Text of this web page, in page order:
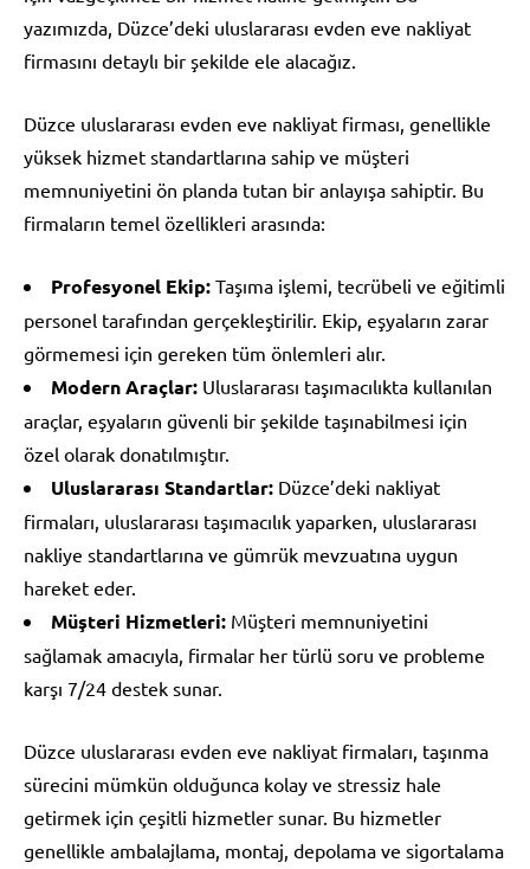
yazımızda, Düzce’deki uluslararası evden eve nakliyat
firmasını detaylı bir şekilde ele alacağız.
Düzce uluslararası evden eve nakliyat firması, genellikle
yüksek hizmet standartlarına sahip ve müşteri
memnuniyetini ön planda tutan bir anlayışa sahiptir. Bu
firmaların temel özellikleri arasında:
Profesyonel Ekip: Taşıma işlemi, tecrübeli ve eğitimli
personel tarafından gerçekleştirilir. Ekip, eşyaların zarar
görmemesi için gereken tüm önlemleri alır.
Modern Araçlar: Uluslararası taşımacılıkta kullanılan
araçlar, eşyaların güvenli bir şekilde taşınabilmesi için
özel olarak donatılmıştır.
Uluslararası Standartlar: Düzce’deki nakliyat
firmaları, uluslararası taşımacılık yaparken, uluslararası
nakliye standartlarına ve gümrük mevzuatına uygun
hareket eder.
Müşteri Hizmetleri: Müşteri memnuniyetini
sağlamak amacıyla, firmalar her türlü soru ve probleme
karşı 7/24 destek sunar.
Düzce uluslararası evden eve nakliyat firmaları, taşınma
sürecini mümkün olduğunca kolay ve stressiz hale
getirmek için çeşitli hizmetler sunar. Bu hizmetler
genellikle ambalajlama, montaj, depolama ve sigortalama